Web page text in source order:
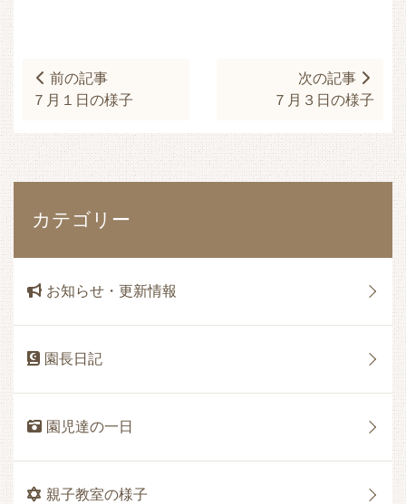
カテゴリー
お知らせ・更新情報
園長日記
園児達の一日
親子教室の様子
前の記事
７月１日の様子
次の記事
７月３日の様子